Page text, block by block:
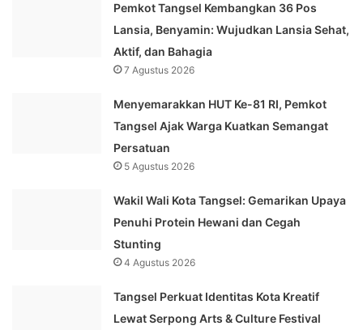
Pemkot Tangsel Kembangkan 36 Pos
Lansia, Benyamin: Wujudkan Lansia Sehat,
Aktif, dan Bahagia
7 Agustus 2026
Menyemarakkan HUT Ke-81 RI, Pemkot
Tangsel Ajak Warga Kuatkan Semangat
Persatuan
5 Agustus 2026
Wakil Wali Kota Tangsel: Gemarikan Upaya
Penuhi Protein Hewani dan Cegah
Stunting
4 Agustus 2026
Tangsel Perkuat Identitas Kota Kreatif
Lewat Serpong Arts & Culture Festival